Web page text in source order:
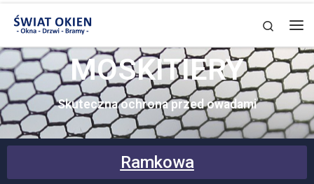
Skip to content Search
MOSKITIERY
Skuteczna ochrona przed owadami
Ramkowa